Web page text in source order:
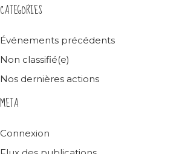
CATEGORIES
Événements précédents
Non classifié(e)
Nos dernières actions
META
Connexion